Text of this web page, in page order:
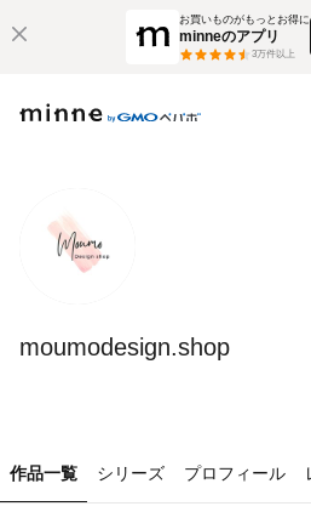
お買いものがもっとお得に
minneのアプリ
3万件以上
moumodesign.shop
作品一覧 シリーズ プロフィール